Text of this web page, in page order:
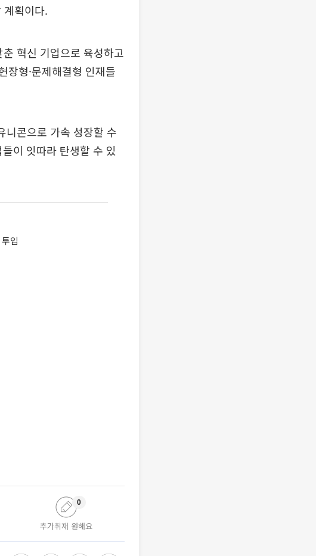
계획이다.
혁신 기업으로 육성하고
장형·문제해결형 인재들
니콘으로 가속 성장할 수
이 잇따라 탄생할 수 있
입
추가취재 원해요
0